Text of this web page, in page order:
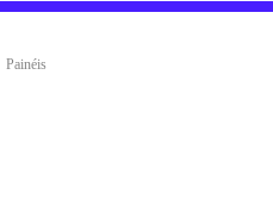
Painéis